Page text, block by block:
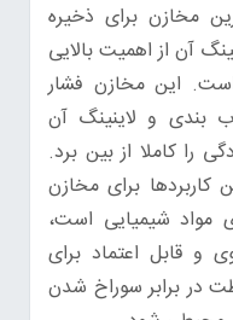
مخازن برای ذخیره
آن از اهمیت بالایی
این مخازن فشار
بندی و لاینینگ آن
را کاملا از بین برد.
برای مخازن
مواد شیمیایی است،
و قابل اعتماد برای
در برابر سوراخ شدن